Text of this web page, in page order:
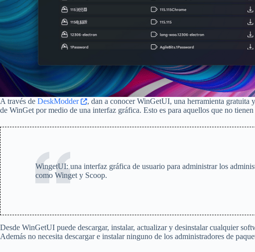
A través de DeskModder
, dan a conocer WinGetUI, una herramienta gratuita
de WinGet por medio de una interfaz gráfica. Esto es para aquellos que no
WingetUI: una interfaz gráfica de usuario para administrar los
como Winget y Scoop.
Desde WinGetUI puede descargar, instalar, actualizar y desinstalar cualquier
Además no necesita descargar e instalar ninguno de los administradores de